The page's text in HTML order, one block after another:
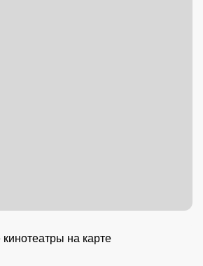
кинотеатры на карте